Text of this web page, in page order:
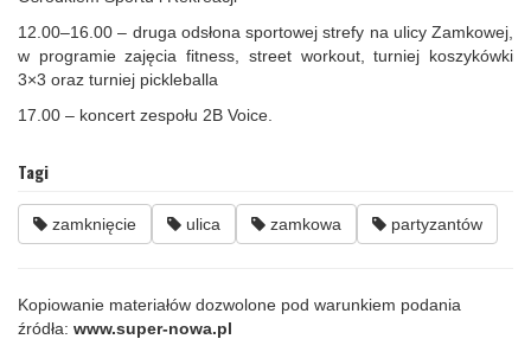
12.00–16.00 – druga odsłona sportowej strefy na ulicy Zamkowej,
w programie zajęcia fitness, street workout, turniej koszykówki
3×3 oraz turniej pickleballa
17.00 – koncert zespołu 2B Voice.
Tagi
zamknięcie ulica zamkowa partyzantów
Kopiowanie materiałów dozwolone pod warunkiem podania
źródła: www.super-nowa.pl